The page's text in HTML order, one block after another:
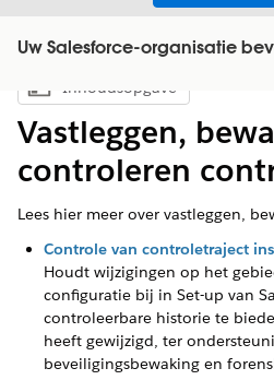
Uw Salesforce-organisatie
Inhoudsopgave weergeven
Inhoudsopgave
Vastleggen,
controleren
Lees hier meer over vastleggen,
Controle van controletraject
Houdt wijzigingen op het
configuratie bij in Set-up van
controleerbare historie te
heeft gewijzigd, ter
beveiligingsbewaking en